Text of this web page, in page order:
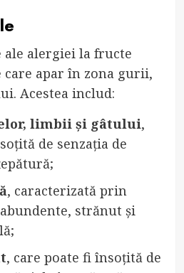
ale alergiei la fructe
apar în zona gurii,
Acestea includ:
limbii și gâtului,
de senzația de
, caracterizată prin
strănut și
, care poate fi însoțită de